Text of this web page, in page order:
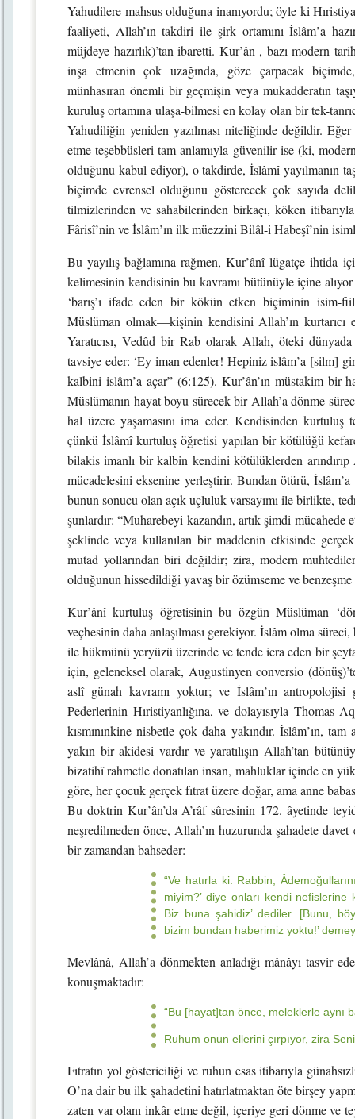
Yahudilere mahsus olduğuna inanıyordu; öyle ki
faaliyeti, Allah’ın takdiri ile şirk ortamını İslâm’a
müjdeye hazırlık)’tan ibaretti. Kur’ân , bazı modern
inşa etmenin çok uzağında, göze çarpacak
münhasıran önemli bir geçmişin veya mukadderatın
kuruluş ortamına ulaşa-bilmesi en kolay olan bir tek-
Yahudiliğin yeniden yazılması niteliğinde değildir.
etme teşebbüsleri tam anlamıyla güvenilir ise (ki,
olduğunu kabul ediyor), o takdirde, İslâmî yayılmanın
biçimde evrensel olduğunu gösterecek çok sayıda
tilmizlerinden ve sahabilerinden birkaçı, köken
Fârisî’nin ve İslâm’ın ilk müezzini Bilâl-i Habeşî’nin
Bu yayılış bağlamına rağmen, Kur’ânî lügatçe
kelimesinin kendisinin bu kavramı bütünüyle içine alıyor
‘barış’ı ifade eden bir kökün etken biçiminin
Müslüman olmak—kişinin kendisini Allah’ın kurtarıcı
Yaratıcısı, Vedûd bir Rab olarak Allah, öteki
tavsiye eder: ‘Ey iman edenler! Hepiniz islâm’a [silm]
kalbini islâm’a açar” (6:125). Kur’ân’ın müstakim bir
Müslümanın hayat boyu sürecek bir Allah’a dönme
hal üzere yaşamasını ima eder. Kendisinden
çünkü İslâmî kurtuluş öğretisi yapılan bir kötülüğü
bilakis imanlı bir kalbin kendini kötülüklerden
mücadelesini eksenine yerleştirir. Bundan ötürü,
bunun sonucu olan açık-uçluluk varsayımı ile birlikte,
şunlardır: “Muharebeyi kazandın, artık şimdi mücahede
şeklinde veya kullanılan bir maddenin etkisinde
mutad yollarından biri değildir; zira, modern
olduğunun hissedildiği yavaş bir özümseme ve benzeşme
Kur’ânî kurtuluş öğretisinin bu özgün Müslüman
veçhesinin daha anlaşılması gerekiyor. İslâm olma
ile hükmünü yeryüzü üzerinde ve tende icra eden bir
için, geleneksel olarak, Augustinyen conversio
aslî günah kavramı yoktur; ve İslâm’ın
Pederlerinin Hıristiyanlığına, ve dolayısıyla Thomas
kısmınınkine nisbetle çok daha yakındır. İslâm’ın,
yakın bir akidesi vardır ve yaratılışın Allah’tan
bizatihî rahmetle donatılan insan, mahluklar içinde en
göre, her çocuk gerçek fıtrat üzere doğar, ama anne
Bu doktrin Kur’ân’da A’râf sûresinin 172. âyetinde
neşredilmeden önce, Allah’ın huzurunda şahadete
bir zamandan bahseder:
“Ve hatırla ki: Rabbin,
miyim?’ diye onları kendi
Biz buna şahidiz’ dediler. [Bunu,
bizim bundan haberimiz yoktu!’
Mevlânâ, Allah’a dönmekten anladığı mânâyı tasvir
konuşmaktadır:
“Bu [hayat]tan önce, meleklerle aynı
Ruhum onun ellerini çırpıyor, zira
Fıtratın yol göstericiliği ve ruhun esas itibarıyla
O’na dair bu ilk şahadetini hatırlatmaktan öte birşey
zaten var olanı inkâr etme değil, içeriye geri dönme ve